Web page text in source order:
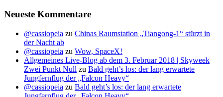
Neueste Kommentare
@cassiopeia zu Chinas Raumstation „Tiangong-1“ stürzt in
der Nacht ab
@cassiopeia zu Wow, SpaceX!
Allgemeines Live-Blog ab dem 3. Februar 2018 | Skyweek
Zwei Punkt Null zu Bald geht’s los: der lang erwartete
Jungfernflug der „Falcon Heavy“
@cassiopeia zu Bald geht’s los: der lang erwartete